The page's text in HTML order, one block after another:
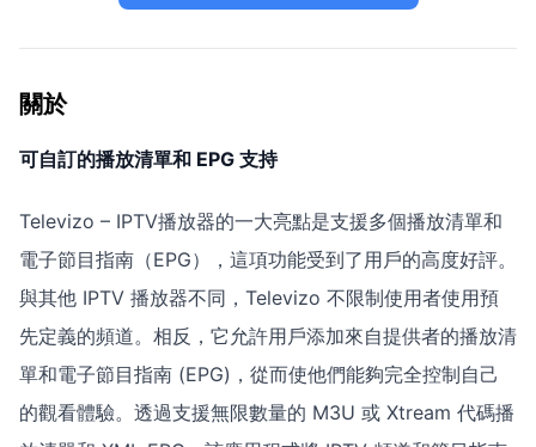
關於
可自訂的播放清單和 EPG 支持
Televizo – IPTV播放器的一大亮點是支援多個播放清單和
電子節目指南（EPG），這項功能受到了用戶的高度好評。
與其他 IPTV 播放器不同，Televizo 不限制使用者使用預
先定義的頻道。相反，它允許用戶添加來自提供者的播放清
單和電子節目指南 (EPG)，從而使他們能夠完全控制自己
的觀看體驗。透過支援無限數量的 M3U 或 Xtream 代碼播